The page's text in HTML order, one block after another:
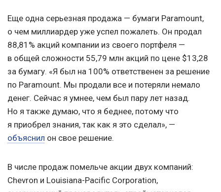
Еще одна серьезная продажа — бумаги Paramount,
о чем миллиардер уже успел пожалеть. Он продал
88,81% акций компании из своего портфеля —
в общей сложности 55,79 млн акций по цене $13,28
за бумагу. «Я был на 100% ответственен за решение
по Paramount. Мы продали все и потеряли немало
денег. Сейчас я умнее, чем был пару лет назад.
Но я также думаю, что я беднее, потому что
я приобрел знания, так как я это сделал», —
объяснил он свое решение.
В числе продаж помельче акции двух компаний:
Chevron и Louisiana-Pacific Corporation,